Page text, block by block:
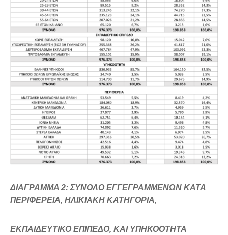
ΔΙΑΓΡΑΜΜΑ 2: ΣΥΝΟΛΟ ΕΓΓΕΓΡΑΜΜΕΝΩΝ ΚΑΤΑ
ΠΕΡΙΦΕΡΕΙΑ, ΗΛΙΚΙΑΚΗ ΚΑΤΗΓΟΡΙΑ,
ΕΚΠΑΙΔΕΥΤΙΚΟ ΕΠΙΠΕΔΟ, ΚΑΙ ΥΠΗΚΟΟΤΗΤΑ